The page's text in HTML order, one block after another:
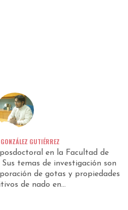
GUTIÉRREZ
en la Facultad de
temas de investigación son
de gotas y propiedades
de nado en...